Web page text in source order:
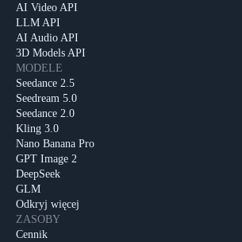
AI Video API
LLM API
AI Audio API
3D Models API
MODELE
Seedance 2.5
Seedream 5.0
Seedance 2.0
Kling 3.0
Nano Banana Pro
GPT Image 2
DeepSeek
GLM
Odkryj więcej
ZASOBY
Cennik